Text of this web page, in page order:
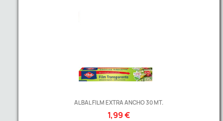
ALBAL FILM EXTRA ANCHO 30 MT.
1,99 €